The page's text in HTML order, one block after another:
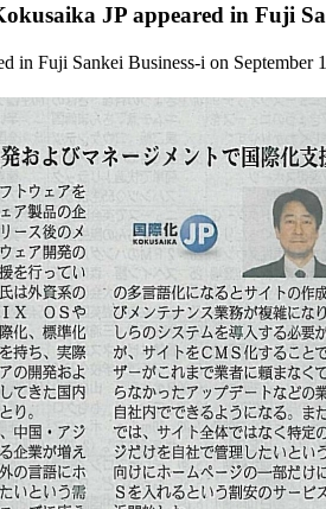
JP appeared in Fuji
in Fuji Sankei Business-i on September